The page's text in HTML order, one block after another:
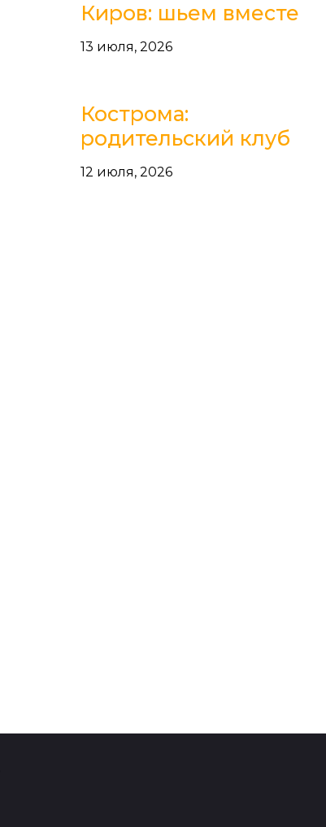
Киров: шьем вместе
13 июля, 2026
Кострома:
родительский клуб
12 июля, 2026